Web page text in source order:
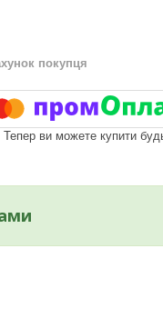
покупця
Тепер ви можете купити